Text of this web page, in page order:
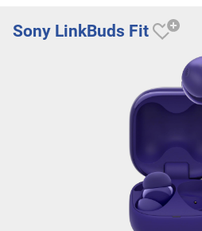
Sony LinkBuds Fit